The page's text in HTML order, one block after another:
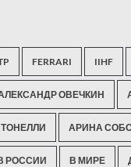
FERRARI IIHF
ОВЕЧКИН
АРИНА
РОССИИ В МИРЕ